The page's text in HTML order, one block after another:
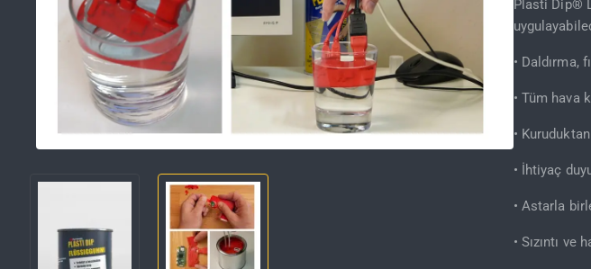
Plasti Dip®
•
• Tüm hava
•
• İhtiyaç
• Astarla
• Sızıntı